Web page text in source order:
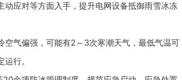
应对等方面入手，提升电网设备抵御雨雪冰冻
气偏强，可能有2～3次寒潮天气，最低气温可
行。